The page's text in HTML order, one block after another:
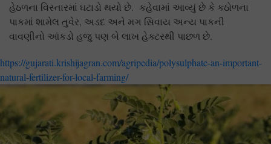
હેઠળના વિસ્તારમાં ઘટાડો થયો છે. કહેવામાં આવ્યું છે કે કઠોળના
પાકમાં શામેલ તુવેર, અડદ અને મગ સિવાય અન્ય પાકની
વાવણીનો આંકડો હજુ પણ બે લાખ હેક્ટરથી પાછળ છે.
https://gujarati.krishijagran.com/agripedia/polysulphate-an-important-
natural-fertilizer-for-local-farming/